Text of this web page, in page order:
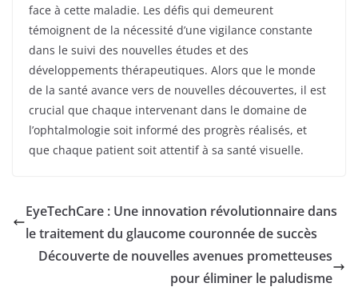
face à cette maladie. Les défis qui demeurent
témoignent de la nécessité d’une vigilance constante
dans le suivi des nouvelles études et des
développements thérapeutiques. Alors que le monde
de la santé avance vers de nouvelles découvertes, il est
crucial que chaque intervenant dans le domaine de
l’ophtalmologie soit informé des progrès réalisés, et
que chaque patient soit attentif à sa santé visuelle.
EyeTechCare : Une innovation révolutionnaire dans
le traitement du glaucome couronnée de succès
Découverte de nouvelles avenues prometteuses
pour éliminer le paludisme